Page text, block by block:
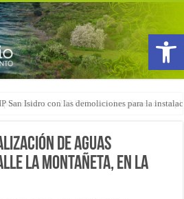
Abrir
San Isidro con las demoliciones para la
de aguas
La Montañeta, en La